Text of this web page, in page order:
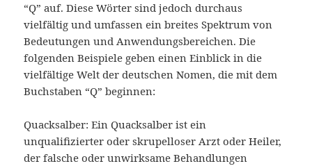
“Q” auf. Diese Wörter sind jedoch durchaus
vielfältig und umfassen ein breites Spektrum von
Bedeutungen und Anwendungsbereichen. Die
folgenden Beispiele geben einen Einblick in die
vielfältige Welt der deutschen Nomen, die mit dem
Buchstaben “Q” beginnen:
Quacksalber: Ein Quacksalber ist ein
unqualifizierter oder skrupelloser Arzt oder Heiler,
der falsche oder unwirksame Behandlungen